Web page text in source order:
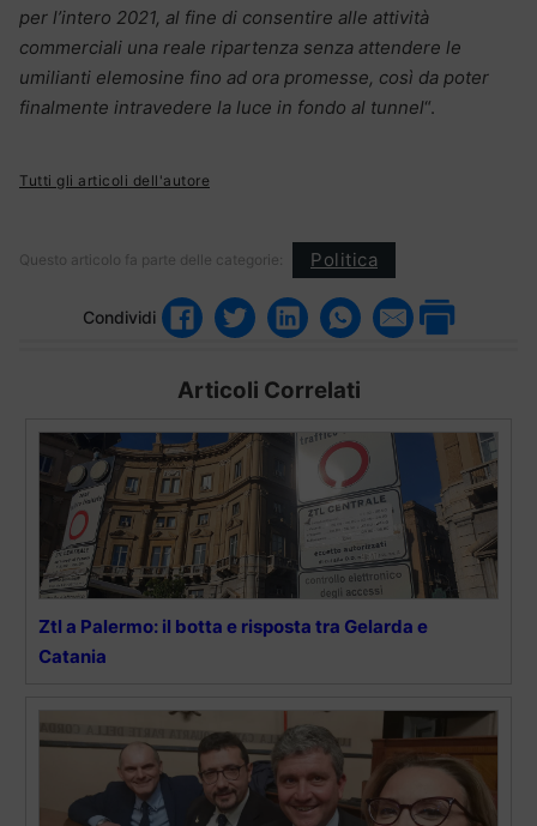
per l’intero 2021, al fine di consentire alle attività
commerciali una reale ripartenza senza attendere le
umilianti elemosine fino ad ora promesse, così da poter
finalmente intravedere la luce in fondo al tunnel“.
Tutti gli articoli dell'autore
Questo articolo fa parte delle categorie: Politica
Condividi
Articoli Correlati
Ztl a Palermo: il botta e risposta tra Gelarda e
Catania